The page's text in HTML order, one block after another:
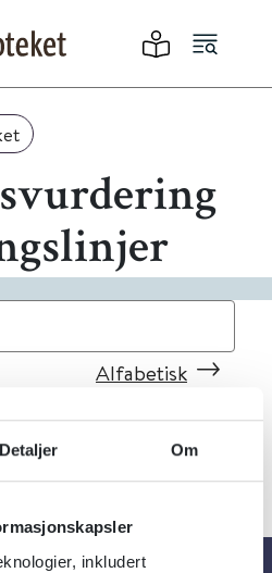
Detaljer Om
inkludert
Alfabetisk